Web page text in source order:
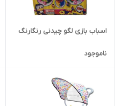
اسباب بازی لگو چیدنی رنگارنگ
ناموجود